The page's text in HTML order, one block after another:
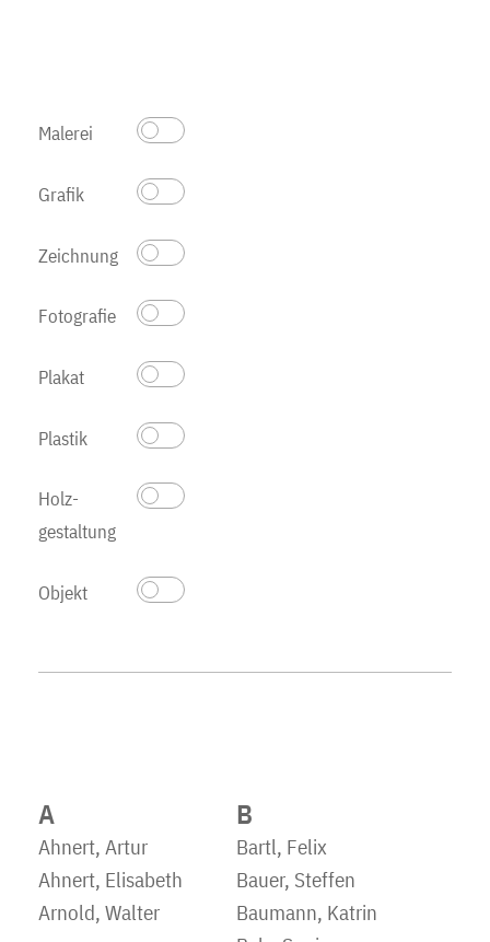
Malerei
Grafik
Zeichnung
Fotografie
Plakat
Plastik
Holz­
gestaltung
Objekt
A
Ahnert, Artur
Ahnert, Elisabeth
Arnold, Walter
B
Bartl, Felix
Bauer, Steffen
Baumann, Katrin